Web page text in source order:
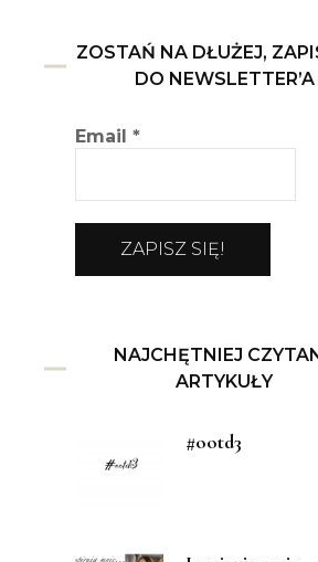
ZOSTAŃ NA DŁUŻEJ,
DO NEWSLETTER’A
Email *
NAJCHĘTNIEJ
ARTYKUŁY
#ootd3